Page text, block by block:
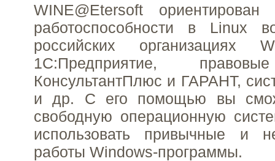
WINE@Etersoft
работоспособности в Linux
российских организациях
1С:Предприятие,
КонсультантПлюс и ГАРАНТ,
и др. С его помощью вы
свободную операционную
использовать привычные и
работы Windows-программы.